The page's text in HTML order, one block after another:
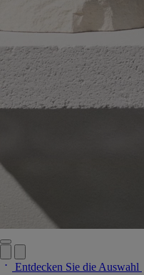
Entdecken Sie die Auswahl